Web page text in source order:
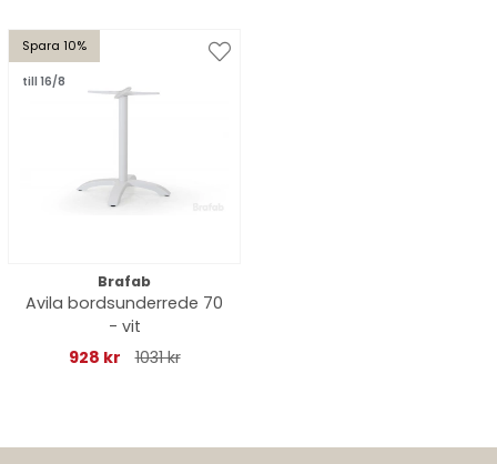
Spara 10%
till 16/8
Brafab
Avila bordsunderrede 70
- vit
928 kr
1031 kr